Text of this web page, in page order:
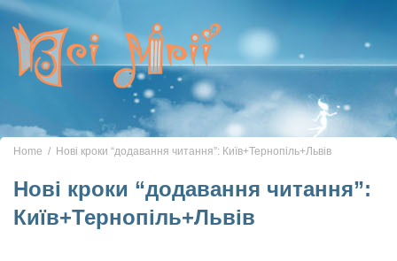
navigation
Home Нові кроки “додавання читання”: Київ+Тернопіль+Львів
Нові кроки “додавання читання”:
Київ+Тернопіль+Львів